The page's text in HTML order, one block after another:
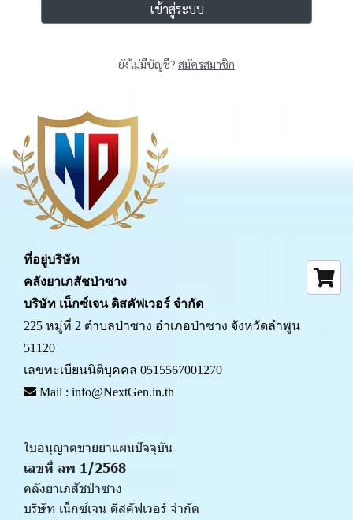
เข้าสู่ระบบ
ยังไม่มีบัญชี? สมัครสมาชิก
ที่อยู่บริษัท
คลังยาเภสัชป่าซาง
บริษัท เน็กซ์เจน ดิสคัฟเวอร์ จำกัด
225 หมู่ที่ 2 ตำบลป่าซาง อำเภอป่าซาง จังหวัดลำพูน
51120
เลขทะเบียนนิติบุคคล 0515567001270
Mail : info@NextGen.in.th
ใบอนุญาตขายยาแผนปัจจุบัน
เลขที่ ลพ 1/2568
คลังยาเภสัชป่าซาง
บริษัท เน็กซ์เจน ดิสคัฟเวอร์ จำกัด